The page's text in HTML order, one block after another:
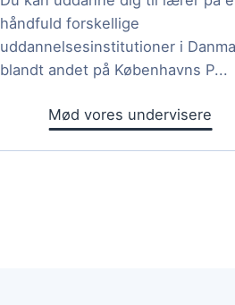
håndfuld forskellige
uddannelsesinstitutioner i
blandt andet på Københavns P...
Mød vores undervisere